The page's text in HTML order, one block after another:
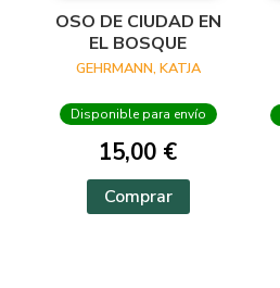
OSO DE CIUDAD EN
EL BOSQUE
GEHRMANN, KATJA
Disponible para envío
15,00 €
Comprar